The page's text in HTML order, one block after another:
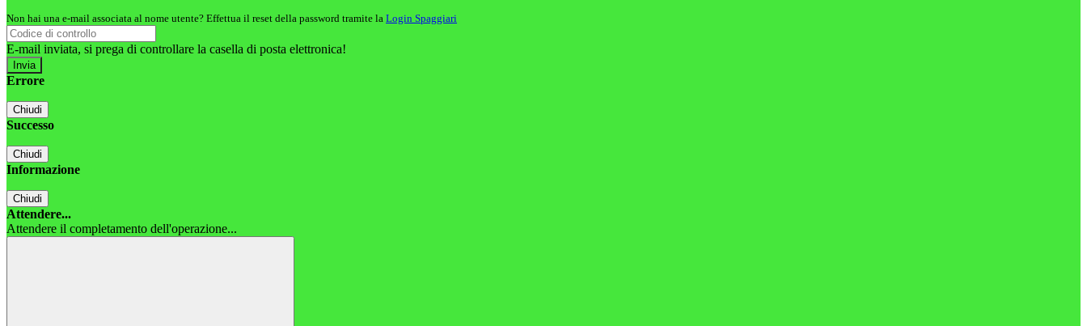
Non hai una e-mail associata al nome utente? Effettua il reset della password tramite la Login Spaggiari
E-mail inviata, si prega di controllare la casella di posta elettronica!
Errore
Chiudi
Successo
Chiudi
Informazione
Chiudi
Attendere...
Attendere il completamento dell'operazione...